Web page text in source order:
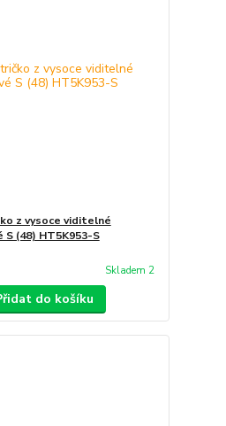
z vysoce viditelné
S (48) HT5K953-S
Skladem 2
do košíku